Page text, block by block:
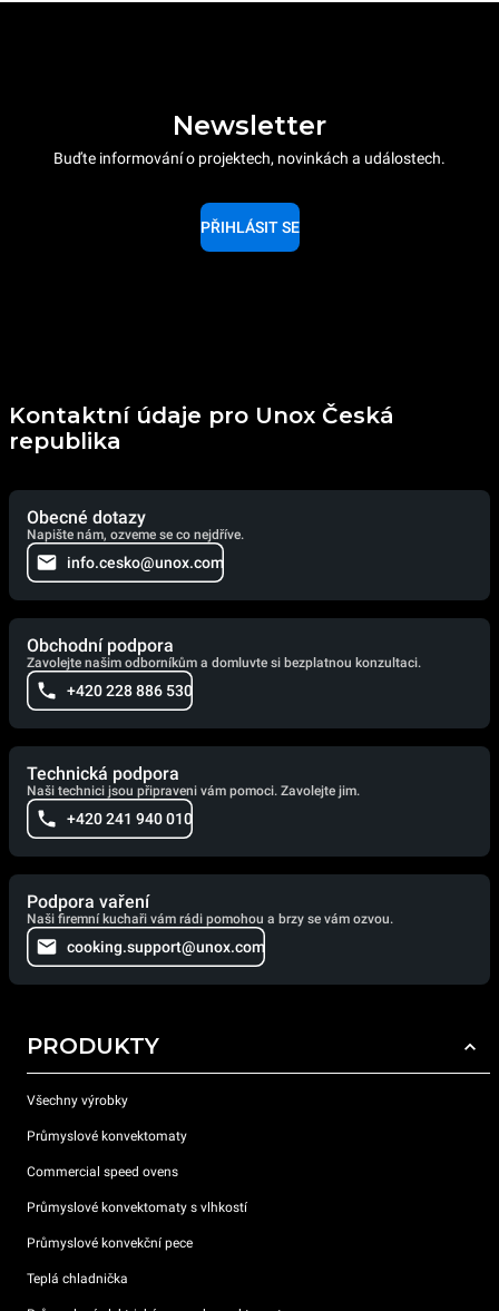
Newsletter
Buďte informování o projektech, novinkách a událostech.
PŘIHLÁSIT SE
Kontaktní údaje pro Unox Česká
republika
Obecné dotazy
Napište nám, ozveme se co nejdříve.
info.cesko@unox.com
Obchodní podpora
Zavolejte našim odborníkům a domluvte si bezplatnou konzultaci.
+420 228 886 530
Technická podpora
Naši technici jsou připraveni vám pomoci. Zavolejte jim.
+420 241 940 010
Podpora vaření
Naši firemní kuchaři vám rádi pomohou a brzy se vám ozvou.
cooking.support@unox.com
PRODUKTY
Všechny výrobky
Průmyslové konvektomaty
Commercial speed ovens
Průmyslové konvektomaty s vlhkostí
Průmyslové konvekční pece
Teplá chladnička